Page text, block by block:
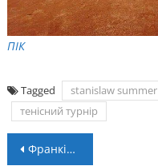
ПІК
Tagged stanislaw summer
тенісний турнір
Навігація
Франківські футболістки на перегляді в “Дніпро-1” та “Кривбасі”